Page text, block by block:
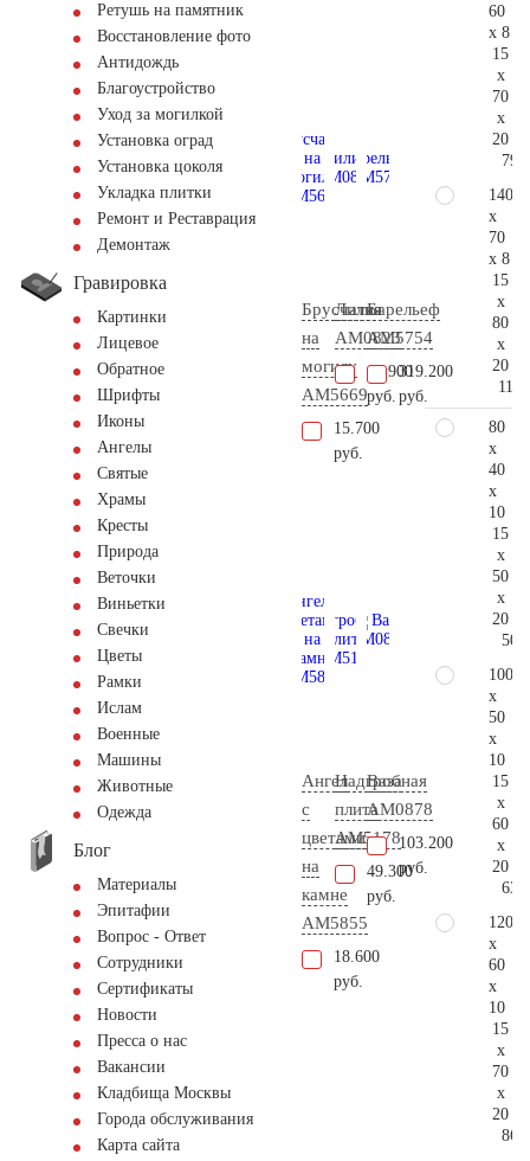
Ретушь на памятник
Восстановление фото
Антидождь
Благоустройство
Уход за могилкой
Установка оград
Установка цоколя
Укладка плитки
Ремонт и Реставрация
Демонтаж
Гравировка
Картинки
Лицевое
Обратное
Шрифты
Иконы
Ангелы
Святые
Храмы
Кресты
Природа
Веточки
Виньетки
Свечки
Цветы
Рамки
Ислам
Военные
Машины
Животные
Одежда
Блог
Материалы
Эпитафии
Вопрос - Ответ
Сотрудники
Сертификаты
Новости
Пресса о нас
Вакансии
Кладбища Москвы
Города обслуживания
Карта сайта
Брусчатка
на
могилу
AM5669
15.700
руб.
Лилия
AM0823
13.900
руб.
Барельеф
AM5754
319.200
руб.
Ангел
с
цветами
на
камне
AM5855
18.600
руб.
Надгробная
плита
AM5178
49.300
руб.
Ваза
AM0878
103.200
руб.
60
x 8
15
x
70
x
20
140
x
70
x 8
15
x
80
x
20
80
x
40
x
10
15
x
50
x
20
100
x
50
x
10
15
x
60
x
20
120
x
60
x
10
15
x
70
x
20